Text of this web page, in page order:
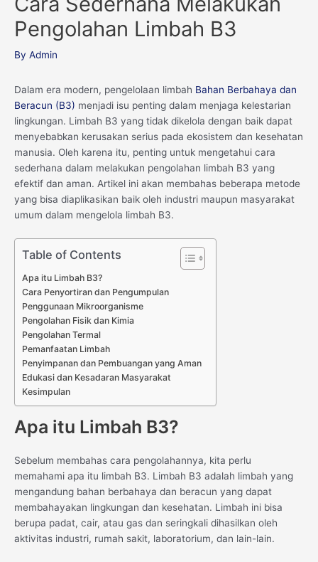
Pengolahan Limbah B3
By Admin
Dalam era modern, pengelolaan limbah Bahan Berbahaya dan
Beracun (B3) menjadi isu penting dalam menjaga kelestarian
lingkungan. Limbah B3 yang tidak dikelola dengan baik dapat
menyebabkan kerusakan serius pada ekosistem dan kesehatan
manusia. Oleh karena itu, penting untuk mengetahui cara
sederhana dalam melakukan pengolahan limbah B3 yang
efektif dan aman. Artikel ini akan membahas beberapa metode
yang bisa diaplikasikan baik oleh industri maupun masyarakat
umum dalam mengelola limbah B3.
Table of Contents
Apa itu Limbah B3?
Cara Penyortiran dan Pengumpulan
Penggunaan Mikroorganisme
Pengolahan Fisik dan Kimia
Pengolahan Termal
Pemanfaatan Limbah
Penyimpanan dan Pembuangan yang Aman
Edukasi dan Kesadaran Masyarakat
Kesimpulan
Apa itu Limbah B3?
Sebelum membahas cara pengolahannya, kita perlu
memahami apa itu limbah B3. Limbah B3 adalah limbah yang
mengandung bahan berbahaya dan beracun yang dapat
membahayakan lingkungan dan kesehatan. Limbah ini bisa
berupa padat, cair, atau gas dan seringkali dihasilkan oleh
aktivitas industri, rumah sakit, laboratorium, dan lain-lain.